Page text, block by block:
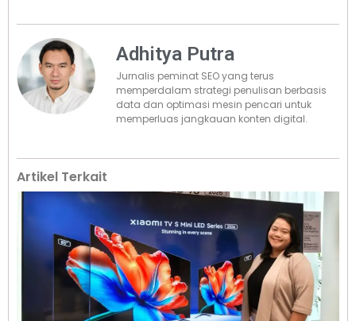
Adhitya Putra
Jurnalis peminat SEO yang terus
memperdalam strategi penulisan berbasis
data dan optimasi mesin pencari untuk
memperluas jangkauan konten digital.
Artikel Terkait